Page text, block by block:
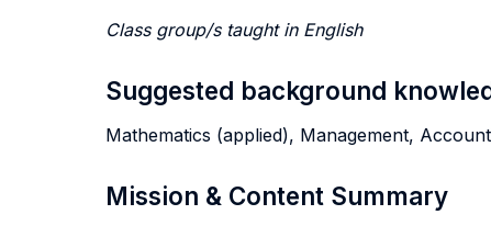
Class group/s taught in English
Suggested background
Mathematics (applied), Management,
Mission & Content Summary